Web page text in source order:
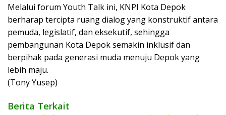
Melalui forum Youth Talk ini, KNPI Kota Depok
berharap tercipta ruang dialog yang konstruktif antara
pemuda, legislatif, dan eksekutif, sehingga
pembangunan Kota Depok semakin inklusif dan
berpihak pada generasi muda menuju Depok yang
lebih maju.
(Tony Yusep)
Berita Terkait